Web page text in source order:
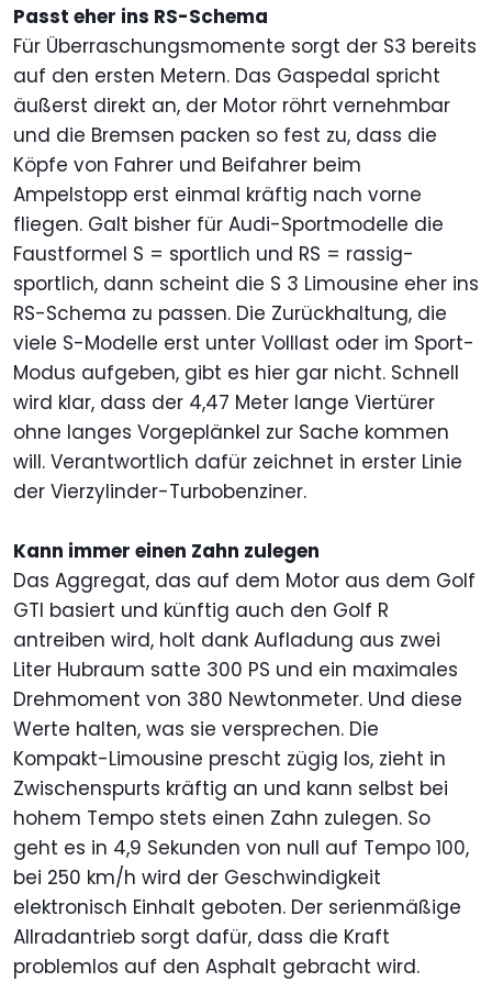
Passt eher ins RS-Schema
Für Überraschungsmomente sorgt der S3 bereits
auf den ersten Metern. Das Gaspedal spricht
äußerst direkt an, der Motor röhrt vernehmbar
und die Bremsen packen so fest zu, dass die
Köpfe von Fahrer und Beifahrer beim
Ampelstopp erst einmal kräftig nach vorne
fliegen. Galt bisher für Audi-Sportmodelle die
Faustformel S = sportlich und RS = rassig-
sportlich, dann scheint die S 3 Limousine eher ins
RS-Schema zu passen. Die Zurückhaltung, die
viele S-Modelle erst unter Volllast oder im Sport-
Modus aufgeben, gibt es hier gar nicht. Schnell
wird klar, dass der 4,47 Meter lange Viertürer
ohne langes Vorgeplänkel zur Sache kommen
will. Verantwortlich dafür zeichnet in erster Linie
der Vierzylinder-Turbobenziner.
Kann immer einen Zahn zulegen
Das Aggregat, das auf dem Motor aus dem Golf
GTI basiert und künftig auch den Golf R
antreiben wird, holt dank Aufladung aus zwei
Liter Hubraum satte 300 PS und ein maximales
Drehmoment von 380 Newtonmeter. Und diese
Werte halten, was sie versprechen. Die
Kompakt-Limousine prescht zügig los, zieht in
Zwischenspurts kräftig an und kann selbst bei
hohem Tempo stets einen Zahn zulegen. So
geht es in 4,9 Sekunden von null auf Tempo 100,
bei 250 km/h wird der Geschwindigkeit
elektronisch Einhalt geboten. Der serienmäßige
Allradantrieb sorgt dafür, dass die Kraft
problemlos auf den Asphalt gebracht wird.